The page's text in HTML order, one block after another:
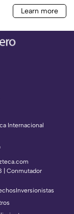
Internacional
| Conmutador
Inversionistas